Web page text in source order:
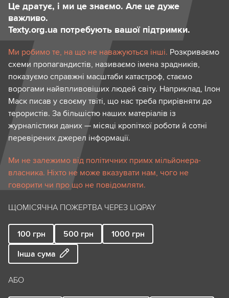
Це дратує, і ми це знаємо. Але це дуже
важливо.
Texty.org.ua потребують вашої підтримки.
Ми робимо те, на що не наважуються інші. Розкриваємо
схеми пропагандистів, називаємо імена зрадників,
показуємо справжні масштаби катастроф, стаємо
ворогами найвпливовіших людей світу. Наприклад, Ілон
Маск писав у своєму твіті, що нас треба прирівняти до
терористів. За більшістю наших матеріалів із
журналістики даних — місяці кропіткої роботи й сотні
перевірених джерел інформації.
Ми не залежимо від політичних примх мільйонера-
власника. Ніхто не може вказувати нам, чого не
говорити чи про що не повідомляти.
ЩОМІСЯЧНА ПОЖЕРТВА ЧЕРЕЗ LIQPAY
100 грн 500 грн 1000 грн
Інша сума
АБО